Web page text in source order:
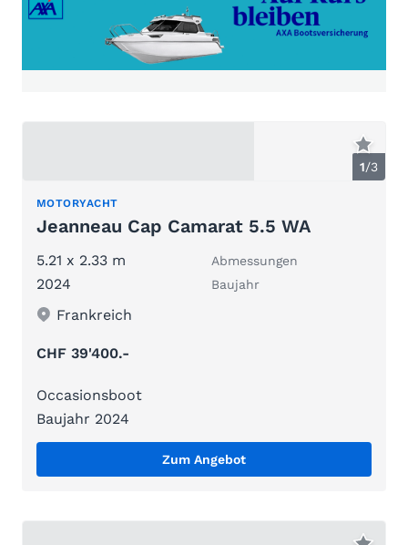
1/3
MOTORYACHT
Jeanneau Cap Camarat 5.5 WA
5.21 x 2.33 m Abmessungen
2024 Baujahr
Frankreich
CHF 39'400.-
Occasionsboot
Baujahr 2024
Zum Angebot